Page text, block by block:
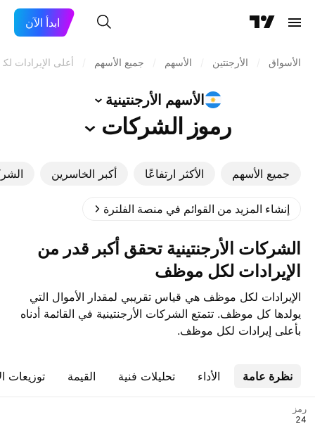
ابدأ الآن
الأسواق الأرجنتين الأسهم جميع الأسهم أعلى الإيرادات
الأسهم الأرجنتينية
رموز الشركات
جميع الأسهم الأكثر ارتفاعًا أكبر الخاسرين
إنشاء المزيد من القوائم في منصة الفلترة
الإيرادات لكل موظف
الإيرادات لكل موظف هي قياس تقريبي لمقدار الأموال التي
يولدها كل موظف. تتمتع الشركات الأرجنتينية في القائمة أدناه
بأعلى إيرادات لكل موظف.
نظرة عامة الأداء تحليلات فنية القيمة توزيعات
رمز